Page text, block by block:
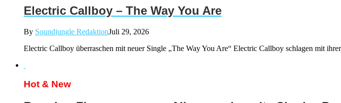
Electric Callboy – The Way You Are
By Soundjungle RedaktionJuli 29, 2026
Electric Callboy überraschen mit neuer Single „The Way You Are“ Electric Callboy schlagen mit
Hot & New